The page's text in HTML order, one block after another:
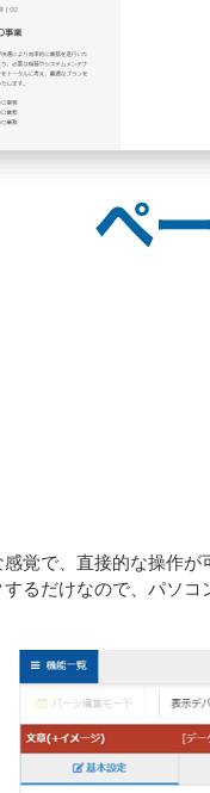
覚で、直接的な操作が
るだけなので、パソ